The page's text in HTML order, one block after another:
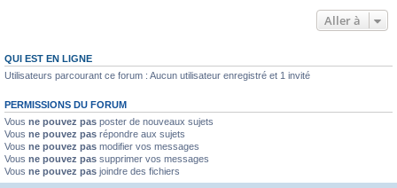
Aller à
QUI EST EN LIGNE
Utilisateurs parcourant ce forum : Aucun utilisateur enregistré et 1 invité
PERMISSIONS DU FORUM
Vous ne pouvez pas poster de nouveaux sujets
Vous ne pouvez pas répondre aux sujets
Vous ne pouvez pas modifier vos messages
Vous ne pouvez pas supprimer vos messages
Vous ne pouvez pas joindre des fichiers